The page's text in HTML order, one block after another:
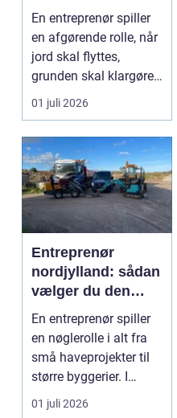
projekt
En entreprenør spiller
en afgørende rolle, når
jord skal flyttes,
grunden skal klargøres,
eller der ...
01 juli 2026
Entreprenør
nordjylland: sådan
vælger du den
rette
samarbejdspartner
til dit byggeri
En entreprenør spiller
en nøglerolle i alt fra
små haveprojekter til
større byggerier. I
Nordjylland...
01 juli 2026